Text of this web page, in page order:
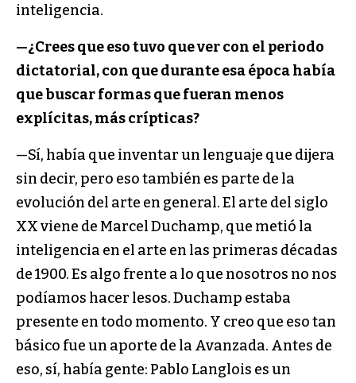
inteligencia.
—¿Crees que eso tuvo que ver con el periodo
dictatorial, con que durante esa época había
que buscar formas que fueran menos
explícitas, más crípticas?
—Sí, había que inventar un lenguaje que dijera
sin decir, pero eso también es parte de la
evolución del arte en general. El arte del siglo
XX viene de Marcel Duchamp, que metió la
inteligencia en el arte en las primeras décadas
de 1900. Es algo frente a lo que nosotros no nos
podíamos hacer lesos. Duchamp estaba
presente en todo momento. Y creo que eso tan
básico fue un aporte de la Avanzada. Antes de
eso, sí, había gente: Pablo Langlois es un